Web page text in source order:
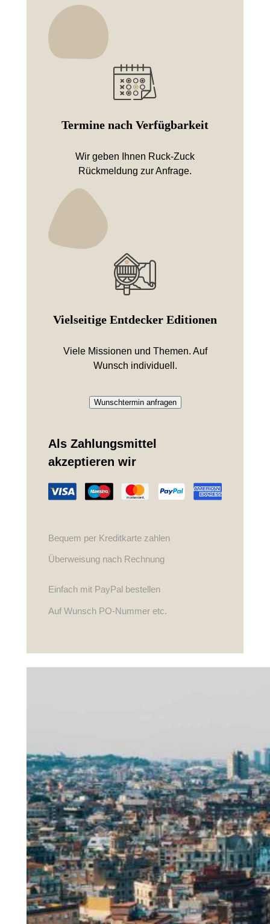
Termine nach Verfügbarkeit
Wir geben Ihnen Ruck-Zuck
Rückmeldung zur Anfrage.
Vielseitige Entdecker Editionen
Viele Missionen und Themen. Auf
Wunsch individuell.
Wunschtermin anfragen
Als Zahlungsmittel
akzeptieren wir
Bequem per Kreditkarte zahlen
Überweisung nach Rechnung
Einfach mit PayPal bestellen
Auf Wunsch PO-Nummer etc.